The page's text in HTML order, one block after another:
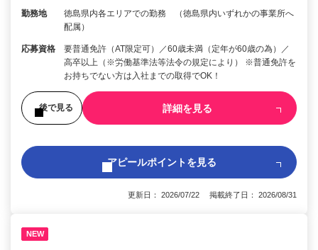
勤務地
徳島県内各エリアでの勤務 （徳島県内いずれかの事業所へ
配属）
応募資格
要普通免許（AT限定可）／60歳未満（定年が60歳の為）／
高卒以上（※労働基準法等法令の規定により） ※普通免許を
お持ちでない方は入社までの取得でOK！
後で見る 詳細を見る
アピールポイントを見る
更新日： 2026/07/22 掲載終了日： 2026/08/31
NEW